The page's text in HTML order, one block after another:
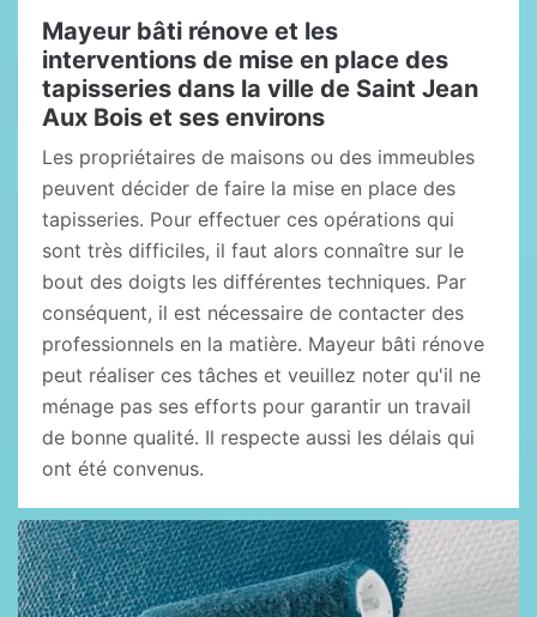
Mayeur bâti rénove et les
interventions de mise en place des
tapisseries dans la ville de Saint Jean
Aux Bois et ses environs
Les propriétaires de maisons ou des immeubles
peuvent décider de faire la mise en place des
tapisseries. Pour effectuer ces opérations qui
sont très difficiles, il faut alors connaître sur le
bout des doigts les différentes techniques. Par
conséquent, il est nécessaire de contacter des
professionnels en la matière. Mayeur bâti rénove
peut réaliser ces tâches et veuillez noter qu'il ne
ménage pas ses efforts pour garantir un travail
de bonne qualité. Il respecte aussi les délais qui
ont été convenus.